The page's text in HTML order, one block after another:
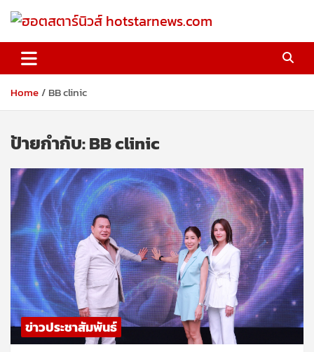
ฮอตสตาร์นิวส์ hotstarnews.com
Home BB clinic
ป้ายกำกับ:BB clinic
ข่าวประชาสัมพันธ์